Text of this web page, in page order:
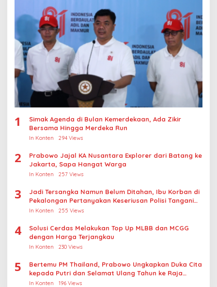
1
Simak Agenda di Bulan Kemerdekaan, Ada Zikir
Bersama Hingga Merdeka Run
In Konten 294 Views
2
Prabowo Jajal KA Nusantara Explorer dari Batang ke
Jakarta, Sapa Hangat Warga
In Konten 257 Views
3
Jadi Tersangka Namun Belum Ditahan, Ibu Korban di
Pekalongan Pertanyakan Keseriusan Polisi Tangani
Kasus Rudapksa Sampai Anaknya Hamil
In Konten 255 Views
4
Solusi Cerdas Melakukan Top Up MLBB dan MCGG
dengan Harga Terjangkau
In Konten 230 Views
5
Bertemu PM Thailand, Prabowo Ungkapkan Duka Cita
kepada Putri dan Selamat Ulang Tahun ke Raja
Thailand
In Konten 196 Views